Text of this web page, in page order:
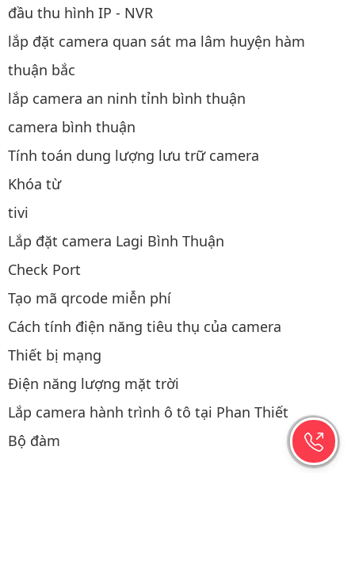
đầu thu hình IP - NVR
lắp đặt camera quan sát ma lâm huyện hàm
thuận bắc
lắp camera an ninh tỉnh bình thuận
camera bình thuận
Tính toán dung lượng lưu trữ camera
Khóa từ
tivi
Lắp đặt camera Lagi Bình Thuận
Check Port
Tạo mã qrcode miễn phí
Cách tính điện năng tiêu thụ của camera
Thiết bị mạng
Điện năng lượng mặt trời
Lắp camera hành trình ô tô tại Phan Thiết
Bộ đàm